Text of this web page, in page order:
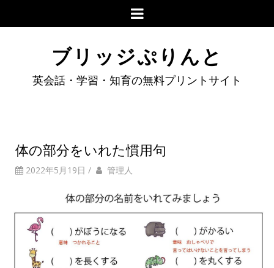
ブリッジぷりんと
英会話・学習・知育の無料プリントサイト
体の部分をいれた慣用句
2022年5月19日 / 管理人